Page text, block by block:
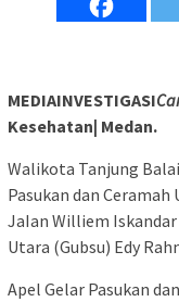
MEDIAINVESTIGASI
Kesehatan| Medan.
Walikota Tanjung
Pasukan dan
JaIan Williem
Utara (Gubsu) Edy
Apel Gelar Pasukan